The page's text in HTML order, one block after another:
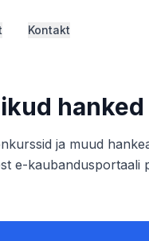
Kontakt
hanked
ja muud
e-kaubandusportaali